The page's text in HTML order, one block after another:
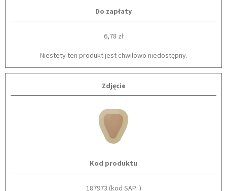
Do zapłaty
6,78 zł
Niestety ten produkt jest chwilowo niedostępny.
Zdjęcie
Kod produktu
187973 (kod SAP: )